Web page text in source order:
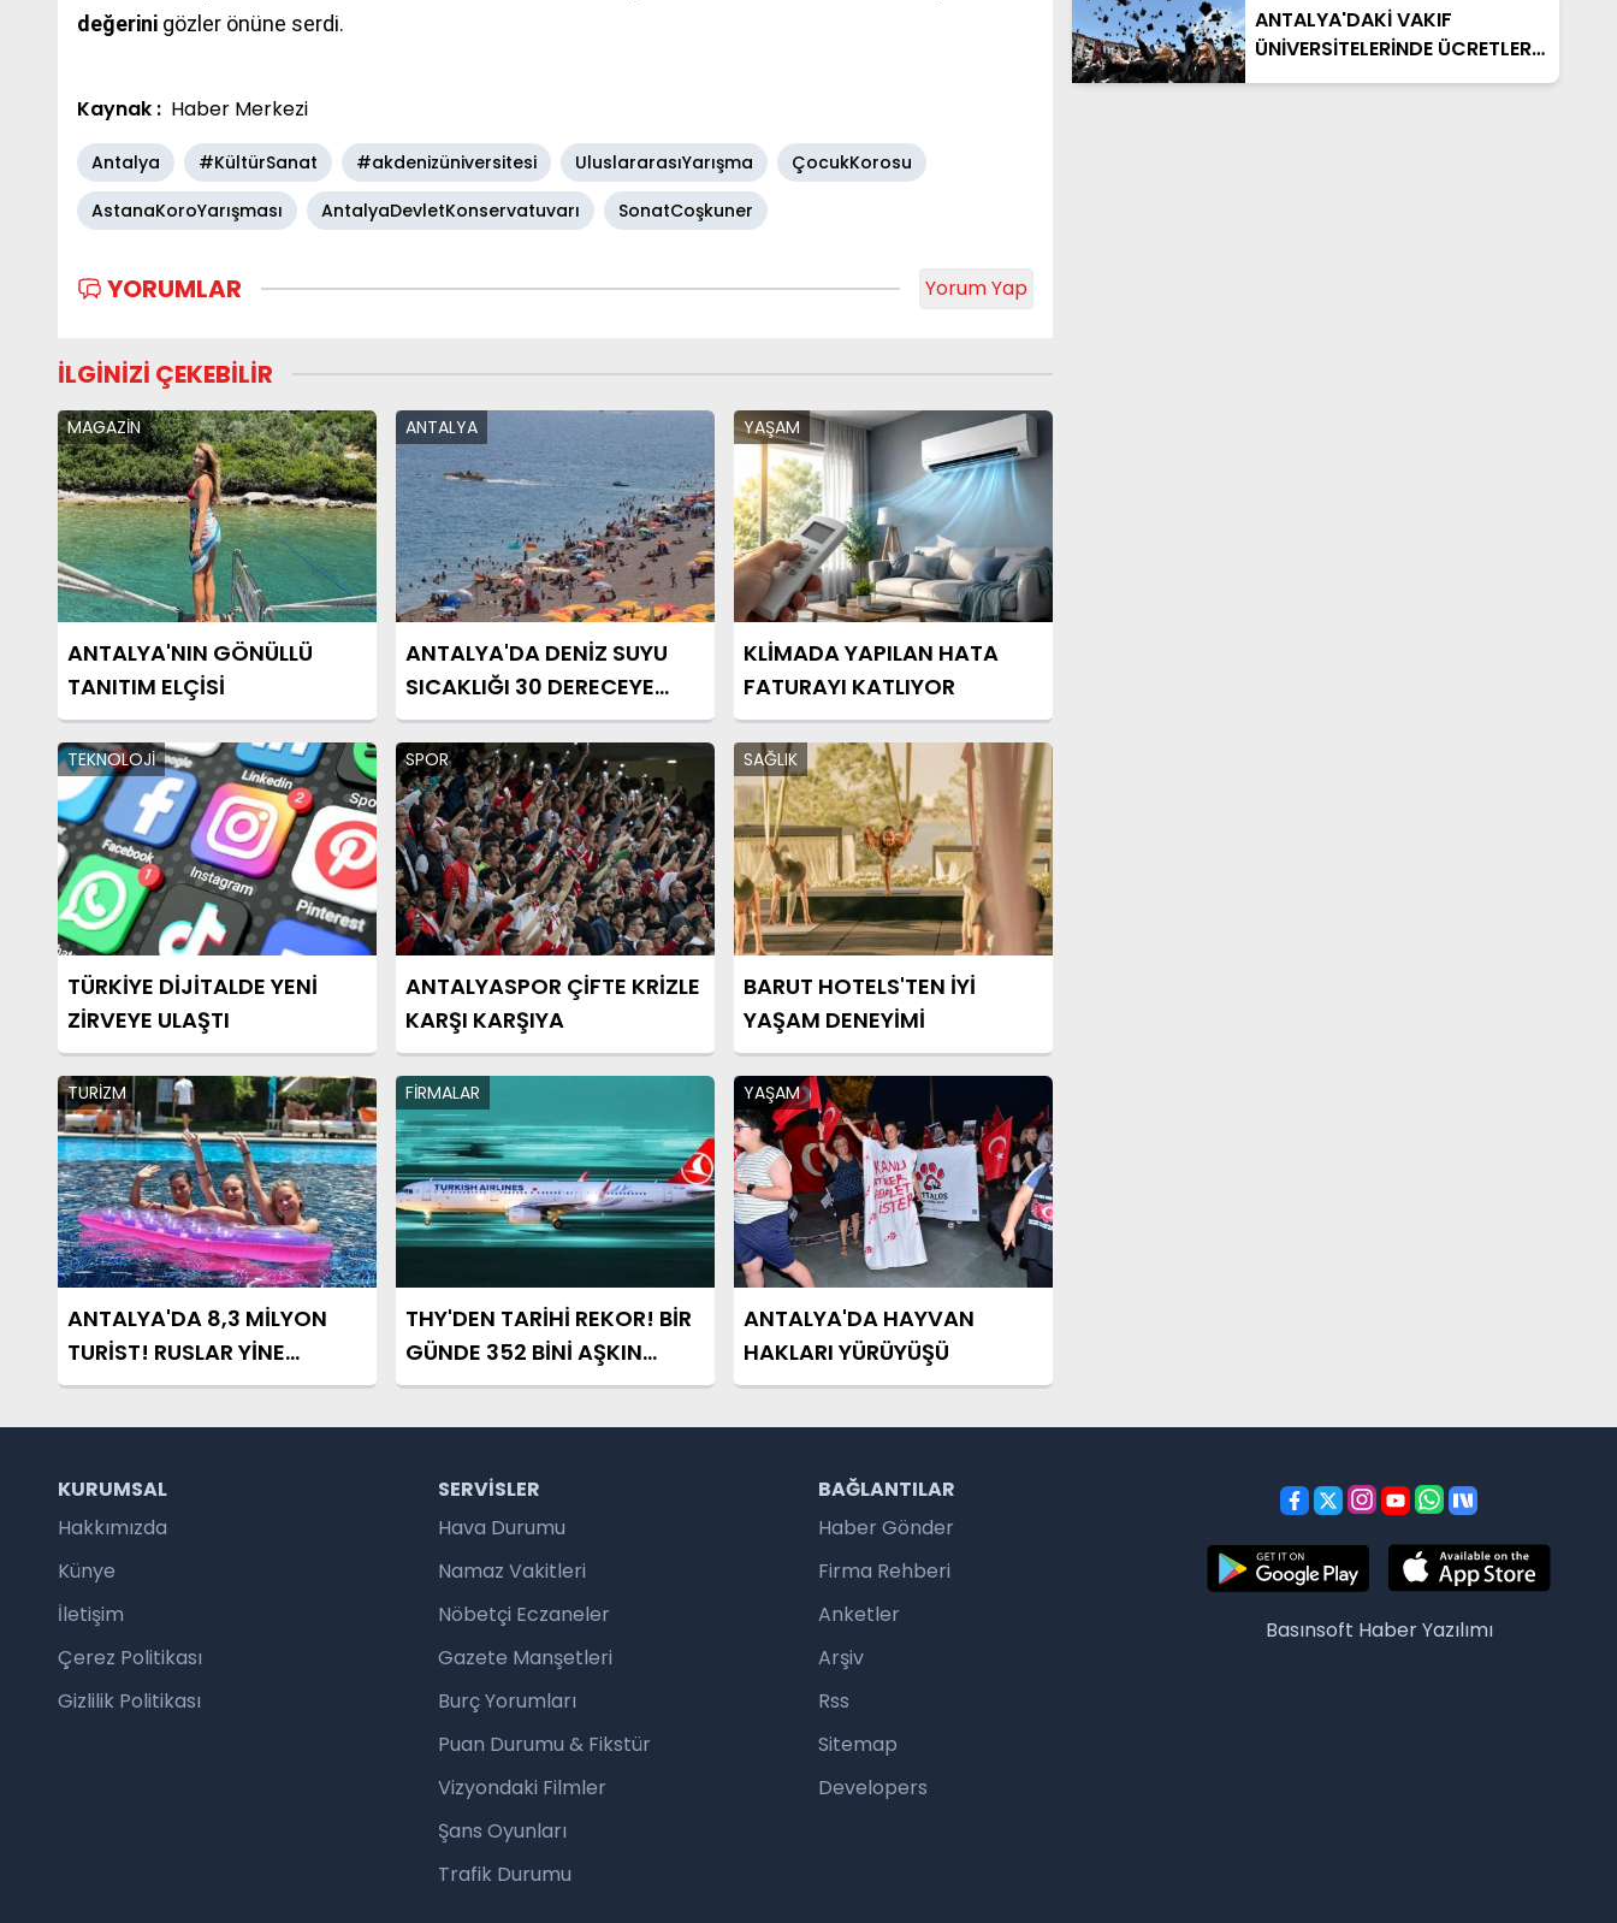
değerini gözler önüne serdi.
Kaynak : Haber Merkezi
Antalya #KültürSanat #akdenizüniversitesi UluslararasıYarışma
ÇocukKorosu
AstanaKoroYarışması
AntalyaDevletKonservatuvarı SonatCoşkuner
YORUMLAR Yorum Yap
İLGİNİZİ ÇEKEBİLİR
MAGAZİN
ANTALYA'NIN GÖNÜLLÜ
TANITIM ELÇİSİ
ANTALYA
ANTALYA'DA DENİZ SUYU
SICAKLIĞI 30 DERECEYE
ULAŞTI
YAŞAM
KLİMADA YAPILAN HATA
FATURAYI KATLIYOR
TEKNOLOJİ
TÜRKİYE DİJİTALDE YENİ
ZİRVEYE ULAŞTI
SPOR
ANTALYASPOR ÇİFTE KRİZLE
KARŞI KARŞIYA
SAĞLIK
BARUT HOTELS'TEN İYİ
YAŞAM DENEYİMİ
TURİZM
ANTALYA'DA 8,3 MİLYON
TURİST! RUSLAR YİNE
ZİRVEDE YER ALDI
FİRMALAR
THY'DEN TARİHİ REKOR! BİR
GÜNDE 352 BİNİ AŞKIN
YOLCU TAŞINDI
YAŞAM
ANTALYA'DA HAYVAN
HAKLARI YÜRÜYÜŞÜ
ANTALYA'DAKİ VAKIF
ÜNİVERSİTELERİNDE ÜCRETLER
CEP YAKTI
KURUMSAL
Hakkımızda
Künye
İletişim
Çerez Politikası
Gizlilik Politikası
SERVISLER
Hava Durumu
Namaz Vakitleri
Nöbetçi Eczaneler
Gazete Manşetleri
Burç Yorumları
Puan Durumu & Fikstür
Vizyondaki Filmler
Şans Oyunları
Trafik Durumu
BAĞLANTILAR
Haber Gönder
Firma Rehberi
Anketler
Arşiv
Rss
Sitemap
Developers
Basınsoft Haber Yazılımı